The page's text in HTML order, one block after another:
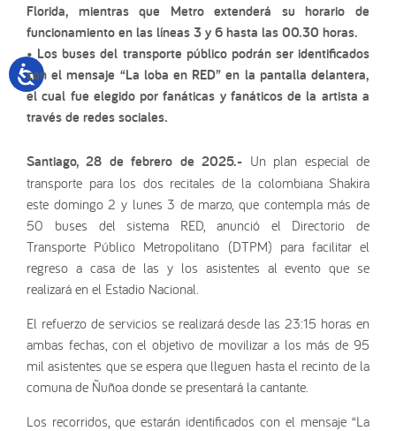
Florida, mientras que Metro extenderá su horario de
funcionamiento en las líneas 3 y 6 hasta las 00.30 horas.
• Los buses del transporte público podrán ser identificados
con el mensaje “La loba en RED” en la pantalla delantera,
el cual fue elegido por fanáticas y fanáticos de la artista a
través de redes sociales.
Santiago, 28 de febrero de 2025.- Un plan especial de
transporte para los dos recitales de la colombiana Shakira
este domingo 2 y lunes 3 de marzo, que contempla más de
50 buses del sistema RED, anunció el Directorio de
Transporte Público Metropolitano (DTPM) para facilitar el
regreso a casa de las y los asistentes al evento que se
realizará en el Estadio Nacional.
El refuerzo de servicios se realizará desde las 23:15 horas en
ambas fechas, con el objetivo de movilizar a los más de 95
mil asistentes que se espera que lleguen hasta el recinto de la
comuna de Ñuñoa donde se presentará la cantante.
Los recorridos, que estarán identificados con el mensaje “La